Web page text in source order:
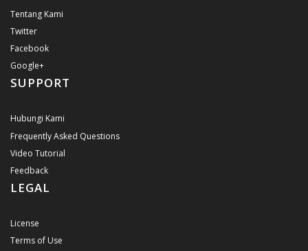
Tentang Kami
Twitter
Facebook
Google+
SUPPORT
Hubungi Kami
Frequently Asked Questions
Video Tutorial
Feedback
LEGAL
License
Terms of Use